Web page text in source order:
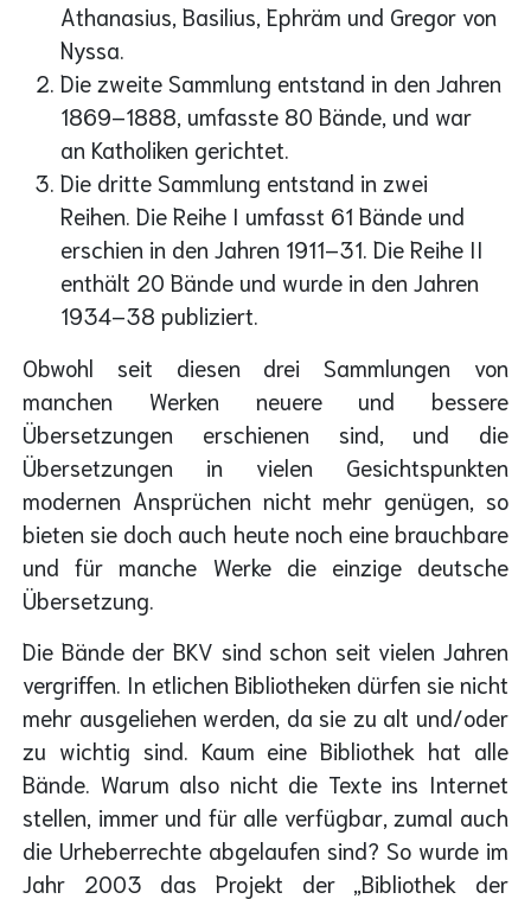
Athanasius, Basilius, Ephräm und Gregor von
Nyssa.
Die zweite Sammlung entstand in den Jahren
1869–1888, umfasste 80 Bände, und war
an Katholiken gerichtet.
Die dritte Sammlung entstand in zwei
Reihen. Die Reihe I umfasst 61 Bände und
erschien in den Jahren 1911–31. Die Reihe II
enthält 20 Bände und wurde in den Jahren
1934–38 publiziert.
Obwohl seit diesen drei Sammlungen von
manchen Werken neuere und bessere
Übersetzungen erschienen sind, und die
Übersetzungen in vielen Gesichtspunkten
modernen Ansprüchen nicht mehr genügen, so
bieten sie doch auch heute noch eine brauchbare
und für manche Werke die einzige deutsche
Übersetzung.
Die Bände der BKV sind schon seit vielen Jahren
vergriffen. In etlichen Bibliotheken dürfen sie nicht
mehr ausgeliehen werden, da sie zu alt und/oder
zu wichtig sind. Kaum eine Bibliothek hat alle
Bände. Warum also nicht die Texte ins Internet
stellen, immer und für alle verfügbar, zumal auch
die Urheberrechte abgelaufen sind? So wurde im
Jahr 2003 das Projekt der „Bibliothek der